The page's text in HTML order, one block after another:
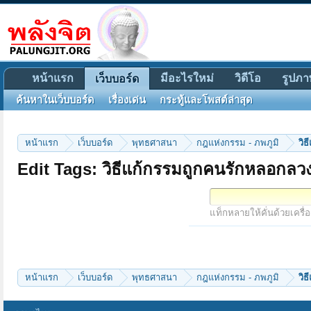
หน้าแรก เว็บบอร์ด พุทธศาสนา กฎแห่งกรรม - ภพภูมิ วิ
Edit Tags: วิธีแก้กรรมถูกคนรักหลอกลว
แท็กหลายให้คั่นด้วยเครื่
หน้าแรก เว็บบอร์ด พุทธศาสนา กฎแห่งกรรม - ภพภูมิ วิ
หน้าแรก เว็บบอร์ด
ค้นหาในเว็บบอร์ด เรื่องเด่น กระทู้และโพสต์ล่าสุด
มีอะไรใหม่ วิดีโอ รูปภ